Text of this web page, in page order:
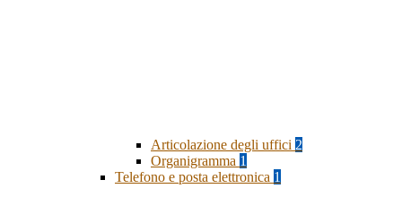
Articolazione degli uffici 2
Organigramma 1
Telefono e posta elettronica 1